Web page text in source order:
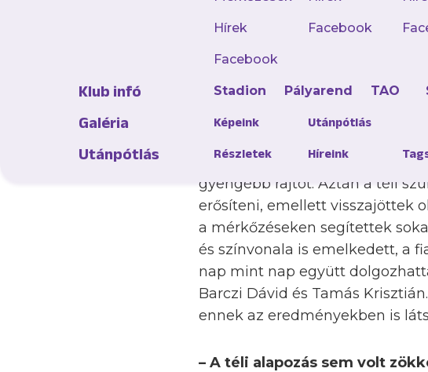
Hírek
Facebook
Facebook
Klub infó Stadion Pályarend TAO
Galéria Képeink Utánpótlás
Utánpótlás Részletek Híreink
– Változatos ősz, de kiváló
csoportját az Újpest FC II.
történt tavasszal?
– Ősszel is olyan csapatunk
pedig néhány hónap alatt
gyengébb rajtot. Aztán a téli
erősíteni, emellett visszajöttek
a mérkőzéseken segítettek
és színvonala is emelkedett, a
nap mint nap együtt
Barczi Dávid és Tamás
ennek az eredményekben is
– A téli alapozás sem volt